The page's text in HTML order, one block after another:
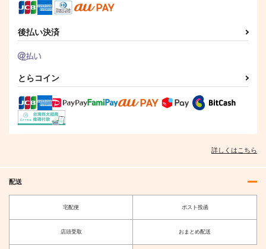
後払い決済
とらコイン
詳しくはこちら
配送
宅配便 ポスト投函
店頭受取 おまとめ配送